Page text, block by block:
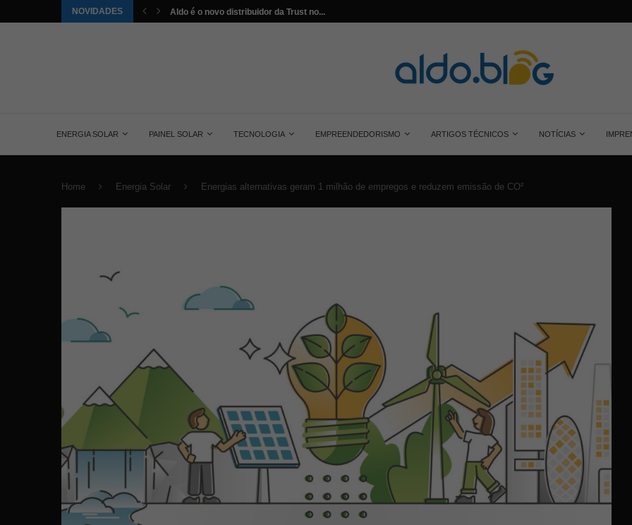
NOVIDADES
pela energia solar nos... Aldo é o novo distribuidor da Trust no...
ENERGIA SOLAR PAINEL SOLAR TECNOLOGIA EMPREENDEDORISMO ARTIGOS TÉCNICOS NOTÍCIAS
Home Energia Solar Energias alternativas geram 1 milhão de empregos e reduzem emissão de CO²